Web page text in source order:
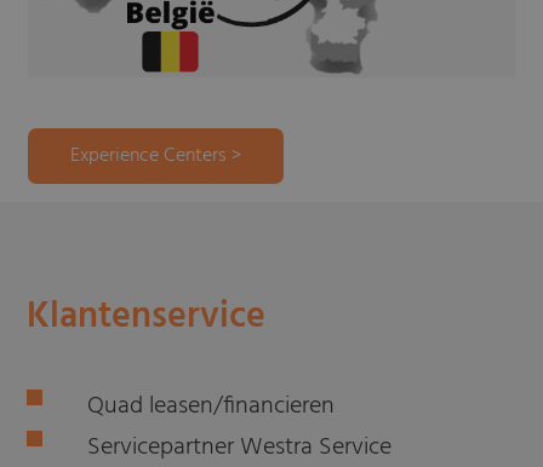
Experience Centers >
Klantenservice
Quad leasen/financieren
Servicepartner Westra Service